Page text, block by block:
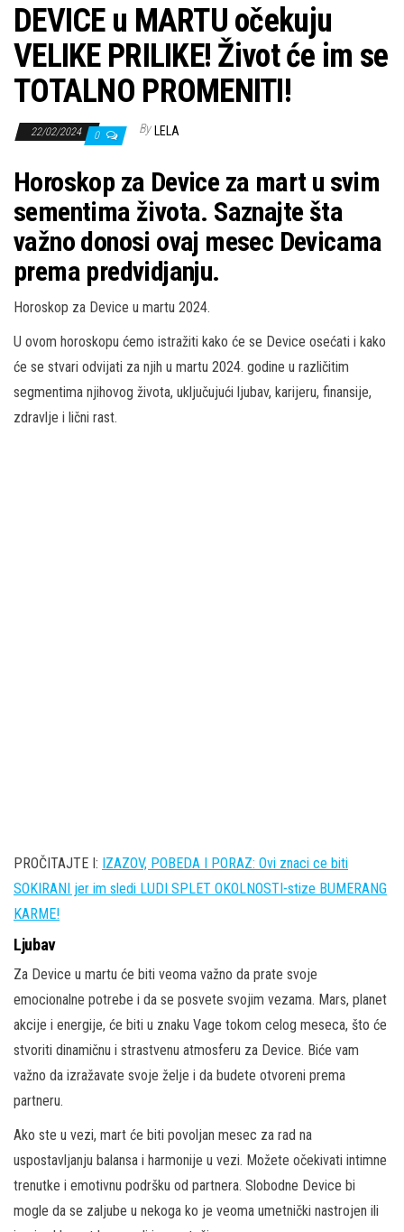
DEVICE u MARTU očekuju
VELIKE PRILIKE! Život će im se
TOTALNO PROMENITI!
22/02/2024 0 By LELA
Horoskop za Device za mart u svim
sementima života. Saznajte šta
važno donosi ovaj mesec Devicama
prema predvidjanju.
Horoskop za Device u martu 2024.
U ovom horoskopu ćemo istražiti kako će se Device osećati i kako
će se stvari odvijati za njih u martu 2024. godine u različitim
segmentima njihovog života, uključujući ljubav, karijeru, finansije,
zdravlje i lični rast.
PROČITAJTE I: IZAZOV, POBEDA I PORAZ: Ovi znaci ce biti
SOKIRANI jer im sledi LUDI SPLET OKOLNOSTI-stize BUMERANG
KARME!
Ljubav
Za Device u martu će biti veoma važno da prate svoje
emocionalne potrebe i da se posvete svojim vezama. Mars, planet
akcije i energije, će biti u znaku Vage tokom celog meseca, što će
stvoriti dinamičnu i strastvenu atmosferu za Device. Biće vam
važno da izražavate svoje želje i da budete otvoreni prema
partneru.
Ako ste u vezi, mart će biti povoljan mesec za rad na
uspostavljanju balansa i harmonije u vezi. Možete očekivati intimne
trenutke i emotivnu podršku od partnera. Slobodne Device bi
mogle da se zaljube u nekoga ko je veoma umetnički nastrojen ili